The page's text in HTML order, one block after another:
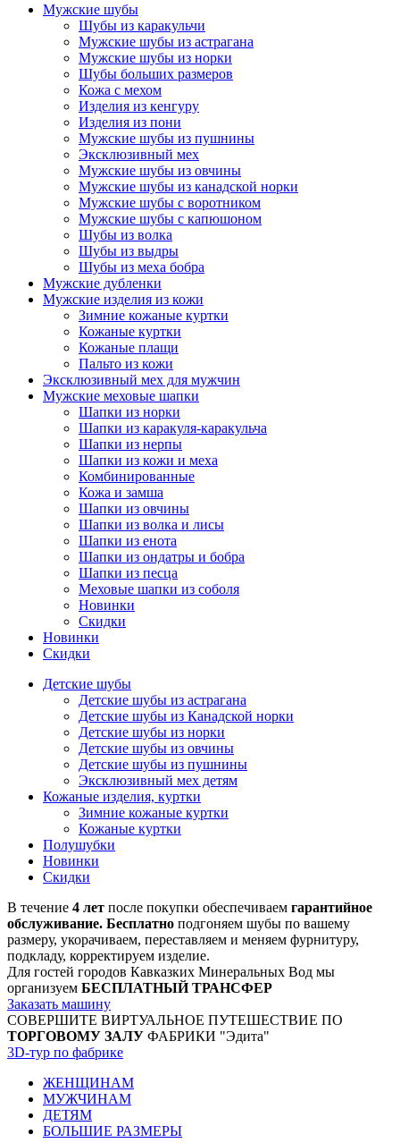
Мужские шубы
Шубы из каракульчи
Мужские шубы из астрагана
Мужские шубы из норки
Шубы больших размеров
Кожа с мехом
Изделия из кенгуру
Изделия из пони
Мужские шубы из пушнины
Эксклюзивный мех
Мужские шубы из овчины
Мужские шубы из канадской норки
Мужские шубы с воротником
Мужские шубы с капюшоном
Шубы из волка
Шубы из выдры
Шубы из меха бобра
Мужские дубленки
Мужские изделия из кожи
Зимние кожаные куртки
Кожаные куртки
Кожаные плащи
Пальто из кожи
Эксклюзивный мех для мужчин
Мужские меховые шапки
Шапки из норки
Шапки из каракуля-каракульча
Шапки из нерпы
Шапки из кожи и меха
Комбинированные
Кожа и замша
Шапки из овчины
Шапки из волка и лисы
Шапки из енота
Шапки из ондатры и бобра
Шапки из песца
Меховые шапки из соболя
Новинки
Скидки
Новинки
Скидки
Детские шубы
Детские шубы из астрагана
Детские шубы из Канадской норки
Детские шубы из норки
Детские шубы из овчины
Детские шубы из пушнины
Эксклюзивный мех детям
Кожаные изделия, куртки
Зимние кожаные куртки
Кожаные куртки
Полушубки
Новинки
Скидки
В течение 4 лет после покупки обеспечиваем гарантийное
обслуживание. Бесплатно подгоняем шубы по вашему
размеру, укорачиваем, переставляем и меняем фурнитуру,
подкладу, корректируем изделие.
Для гостей городов Кавказких Минеральных Вод мы
организуем БЕСПЛАТНЫЙ ТРАНСФЕР
Заказать машину
СОВЕРШИТЕ ВИРТУАЛЬНОЕ ПУТЕШЕСТВИЕ ПО
ТОРГОВОМУ ЗАЛУ ФАБРИКИ "Эдита"
3D-тур по фабрике
ЖЕНЩИНАМ
МУЖЧИНАМ
ДЕТЯМ
БОЛЬШИЕ РАЗМЕРЫ